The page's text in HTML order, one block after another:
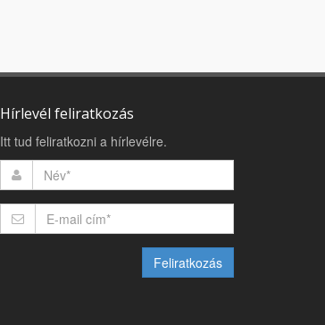
Hírlevél feliratkozás
Itt tud feliratkozni a hírlevélre.
Feliratkozás